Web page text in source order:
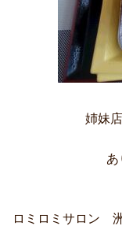
姉妹
ロミロミサロン